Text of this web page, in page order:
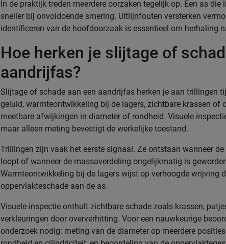
In de praktijk treden meerdere oorzaken tegelijk op. Een as die
sneller bij onvoldoende smering. Uitlijnfouten versterken
identificeren van de hoofdoorzaak is essentieel om herhaling
Hoe herken je slijtage of
aandrijfas?
Slijtage of schade aan een aandrijfas herken je aan trillingen
geluid, warmteontwikkeling bij de lagers, zichtbare krassen of
meetbare afwijkingen in diameter of rondheid. Visuele
maar alleen meting bevestigt de werkelijke toestand.
Trillingen zijn vaak het eerste signaal. Ze ontstaan wanneer
loopt of wanneer de massaverdeling ongelijkmatig is
Warmteontwikkeling bij de lagers wijst op verhoogde wrijving
oppervlakteschade aan de as.
Visuele inspectie onthult zichtbare schade zoals krassen,
verkleuringen door oververhitting. Voor een nauwkeurige
onderzoek nodig: meting van de diameter op meerdere